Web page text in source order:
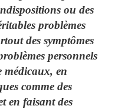
ou des
problèmes
des symptômes
personnels
médicaux, en
comme des
en faisant des